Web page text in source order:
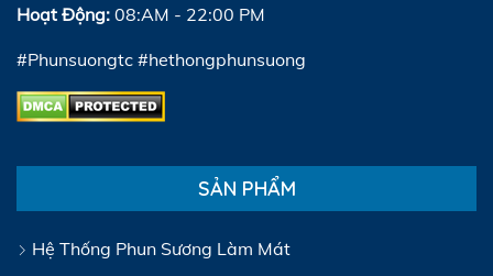
Hoạt Động: 08:AM - 22:00 PM
#Phunsuongtc #hethongphunsuong
SẢN PHẨM
Hệ Thống Phun Sương Làm Mát